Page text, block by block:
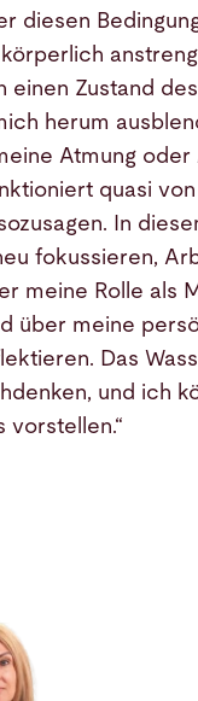
diesen
Zustand des
herum
Atmung
quasi von
In
fokussieren,
meine Rolle als
über meine
Das
und ich
vorstellen.“